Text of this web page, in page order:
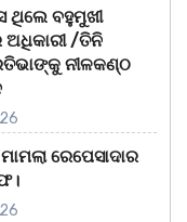
ଥିଲେ ବହୁମୁଖୀ
/ତିନି
ନୀଳକଣ୍ଠ
ରେପେସାଦାର